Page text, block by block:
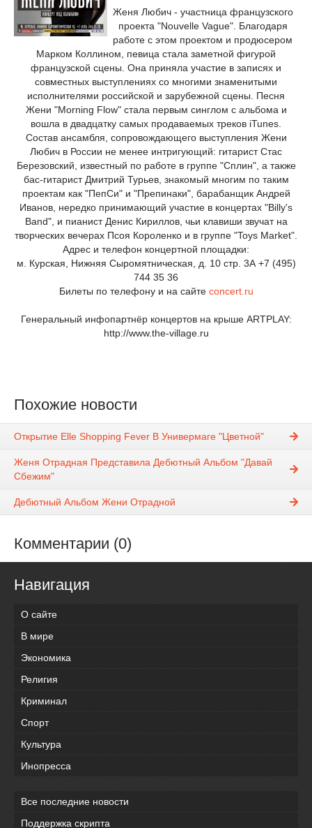
Женя Любич - участница французского
проекта "Nouvelle Vague". Благодаря
работе с этом проектом и продюсером
Марком Коллином, певица стала заметной фигурой
французской сцены. Она приняла участие в записях и
совместных выступлениях со многими знаменитыми
исполнителями российской и зарубежной сцены. Песня
Жени "Morning Flow" стала первым синглом с альбома и
вошла в двадцатку самых продаваемых треков iTunes.
Состав ансамбля, сопровождающего выступления Жени
Любич в России не менее интригующий: гитарист Стас
Березовский, известный по работе в группе "Сплин", а также
бас-гитарист Дмитрий Турьев, знакомый многим по таким
проектам как "ПепСи" и "Препинаки", барабанщик Андрей
Иванов, нередко принимающий участие в концертах "Billy's
Band", и пианист Денис Кириллов, чьи клавиши звучат на
творческих вечерах Псоя Короленко и в группе "Toys Market".
Адрес и телефон концертной площадки:
м. Курская, Нижняя Сыромятническая, д. 10 стр. 3А +7 (495)
744 35 36
Билеты по телефону и на сайте concert.ru
Генеральный инфопартнёр концертов на крыше ARTPLAY:
http://www.the-village.ru
Похожие новости
Открытие Elle Shopping Fever В Универмаге "Цветной"
Женя Отрадная Представила Дебютный Альбом "Давай
Сбежим"
Дебютный Альбом Жени Отрадной
Комментарии (0)
Навигация
О сайте
В мире
Экономика
Религия
Криминал
Спорт
Культура
Инопресса
Все последние новости
Поддержка скрипта